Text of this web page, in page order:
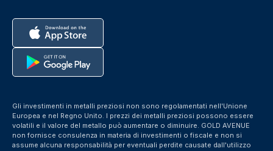
Gli investimenti in metalli preziosi non sono regolamentati nell'Unione
Europea e nel Regno Unito. I prezzi dei metalli preziosi possono essere
volatili e il valore del metallo può aumentare o diminuire. GOLD AVENUE
non fornisce consulenza in materia di investimenti o fiscale e non si
assume alcuna responsabilità per eventuali perdite causate dall'utilizzo